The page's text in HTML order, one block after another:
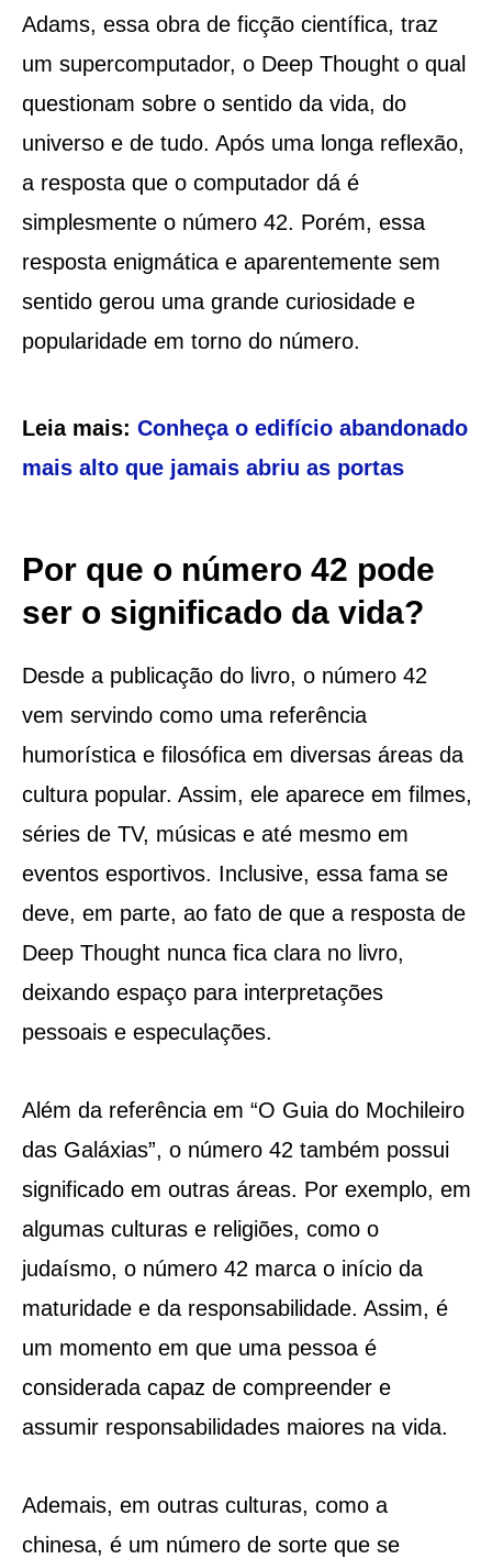
Adams, essa obra de ficção científica, traz
um supercomputador, o Deep Thought o qual
questionam sobre o sentido da vida, do
universo e de tudo. Após uma longa reflexão,
a resposta que o computador dá é
simplesmente o número 42. Porém, essa
resposta enigmática e aparentemente sem
sentido gerou uma grande curiosidade e
popularidade em torno do número.
Leia mais: Conheça o edifício abandonado
mais alto que jamais abriu as portas
Por que o número 42 pode
ser o significado da vida?
Desde a publicação do livro, o número 42
vem servindo como uma referência
humorística e filosófica em diversas áreas da
cultura popular. Assim, ele aparece em filmes,
séries de TV, músicas e até mesmo em
eventos esportivos. Inclusive, essa fama se
deve, em parte, ao fato de que a resposta de
Deep Thought nunca fica clara no livro,
deixando espaço para interpretações
pessoais e especulações.
Além da referência em “O Guia do Mochileiro
das Galáxias”, o número 42 também possui
significado em outras áreas. Por exemplo, em
algumas culturas e religiões, como o
judaísmo, o número 42 marca o início da
maturidade e da responsabilidade. Assim, é
um momento em que uma pessoa é
considerada capaz de compreender e
assumir responsabilidades maiores na vida.
Ademais, em outras culturas, como a
chinesa, é um número de sorte que se